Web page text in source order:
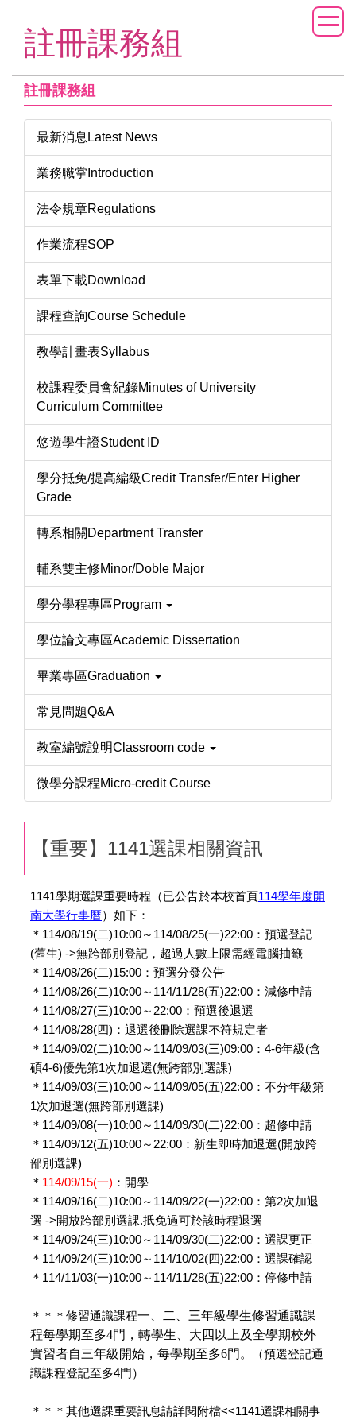
註冊課務組
註冊課務組
最新消息Latest News
業務職掌Introduction
法令規章Regulations
作業流程SOP
表單下載Download
課程查詢Course Schedule
教學計畫表Syllabus
校課程委員會紀錄Minutes of University
Curriculum Committee
悠遊學生證Student ID
學分抵免/提高編級Credit Transfer/Enter Higher
Grade
轉系相關Department Transfer
輔系雙主修Minor/Doble Major
學分學程專區Program
學位論文專區Academic Dissertation
畢業專區Graduation
常見問題Q&A
教室編號說明Classroom code
微學分課程Micro-credit Course
【重要】1141選課相關資訊
1141學期選課重要時程（已公告於本校首頁114學年度開
南大學行事曆）如下：
＊ 114/08/19(二)10:00～ 114/08/25(一)22:00 ：預選登記
(舊生) ->無跨部別登記，超過人數上限需經電腦抽籤
＊ 114/08/26(二)15:00 ：預選分發公告
＊ 114/08/26(二)10:00～ 114/11/28(五)22:00 ：減修申請
＊ 114/08/27(三)10:00～22:00 ：預選後退選
＊ 114/08/28(四) ：退選後刪除選課不符規定者
＊ 114/09/02(二)10:00～ 114/09/03(三)09:00 ： 4-6年級(含
碩4-6)優先第1次加退選(無跨部別選課)
＊ 114/09/03(三)10:00～ 114/09/05(五)22:00 ：不分年級第
1次加退選(無跨部別選課)
＊ 114/09/08(一)10:00～ 114/09/30(二)22:00 ：超修申請
＊ 114/09/12(五)10:00～22:00 ：新生即時加退選(開放跨
部別選課)
＊ 114/09/15(一) ：開學
＊ 114/09/16(二)10:00～ 114/09/22(一)22:00 ：第2次加退
選 ->開放跨部別選課.扺免過可於該時程退選
＊ 114/09/24(三)10:00～ 114/09/30(二)22:00 ：選課更正
＊ 114/09/24(三)10:00～ 114/10/02(四)22:00 ：選課確認
＊ 114/11/03(一)10:00～ 114/11/28(五)22:00 ：停修申請
＊＊＊修習通識課程一、二、三年級學生修習通識課
程每學期至多4門，轉學生、大四以上及全學期校外
實習者自三年級開始，每學期至多6門。（預選登記通
識課程登記至多4門）
＊＊＊其他選課重要訊息請詳閱附檔<<1141選課相關事